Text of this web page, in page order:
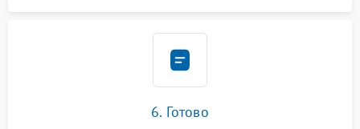
6. Готово